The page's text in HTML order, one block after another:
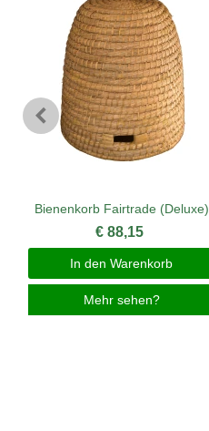
Bienenkorb Fairtrade (Deluxe)
€ 88,15
In den Warenkorb
Mehr sehen?